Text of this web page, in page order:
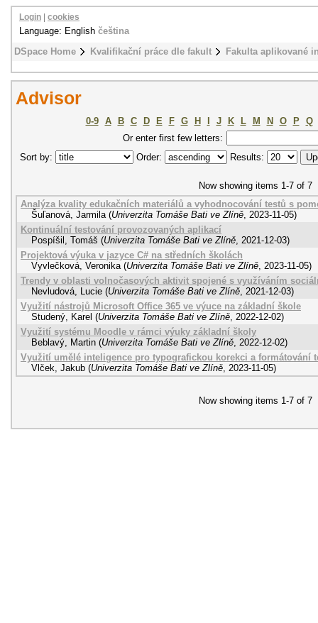
DSpace Home Kvalifikační práce dle fakult Fakulta aplikované
Login cookies
Language: English čeština
Advisor
0-9 A B C D E F G H J K L M N O P
Q
Or enter first few letters:
Sort by:
Order: Results:
Now showing items 1-7 of 7
Analýza kvality edukačních materiálů a vyhodnocování testů s
Šuľanová, Jarmila (Univerzita Tomáše Bati ve Zlíně, 2023-11-05)
Kontinuální testování provozovaných aplikací
Pospíšil, Tomáš (Univerzita Tomáše Bati ve Zlíně, 2021-12-03)
Projektová výuka v jazyce C# na středních školách
Vyvlečková, Veronika (Univerzita Tomáše Bati ve Zlíně, 2023-11-05)
Trendy v oblasti volnočasových aktivit spojené s využíváním
Nevludová, Lucie (Univerzita Tomáše Bati ve Zlíně, 2021-12-03)
Využití nástrojů Microsoft Office 365 ve výuce na základní škole
Studený, Karel (Univerzita Tomáše Bati ve Zlíně, 2022-12-02)
Využití systému Moodle v rámci výuky základní školy
Beblavý, Martin (Univerzita Tomáše Bati ve Zlíně, 2022-12-02)
Využití umělé inteligence pro typografickou korekci a formátování
Vlček, Jakub (Univerzita Tomáše Bati ve Zlíně, 2023-11-05)
Now showing items 1-7 of 7